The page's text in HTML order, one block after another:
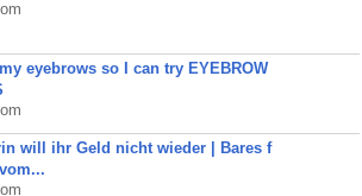
my eyebrows so I can try EYEBROW
will ihr Geld nicht wieder | Bares f